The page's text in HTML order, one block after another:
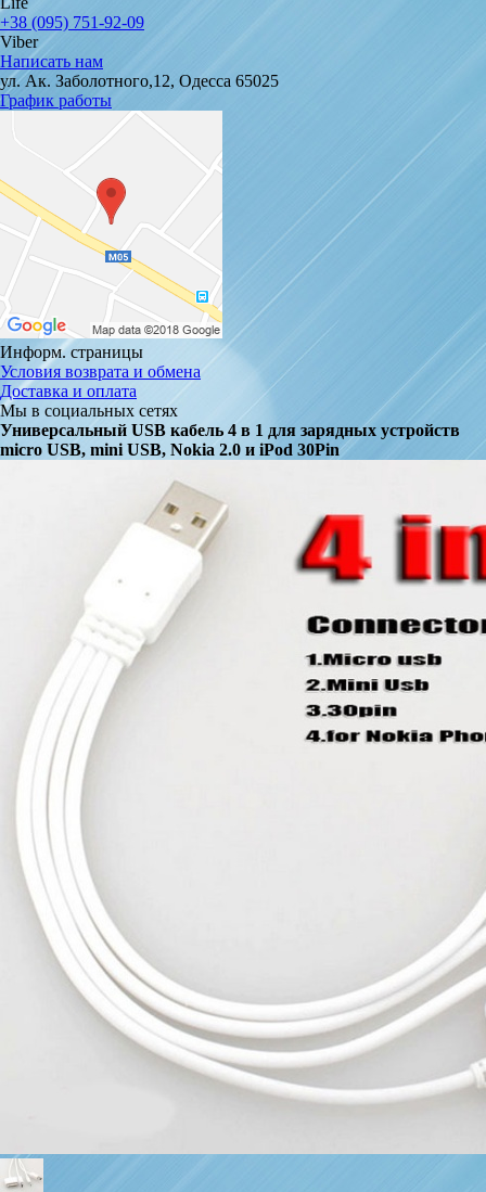
+38 (095) 751-92-09
Viber
Написать нам
ул. Ак. Заболотного,12, Одесса 65025
График работы
Информ. страницы
Условия возврата и обмена
Доставка и оплата
Мы в социальных сетях
Универсальный USB кабель 4 в 1 для зарядных устройств
micro USB, mini USB, Nokia 2.0 и iPod 30Pin